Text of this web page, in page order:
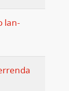
lan-